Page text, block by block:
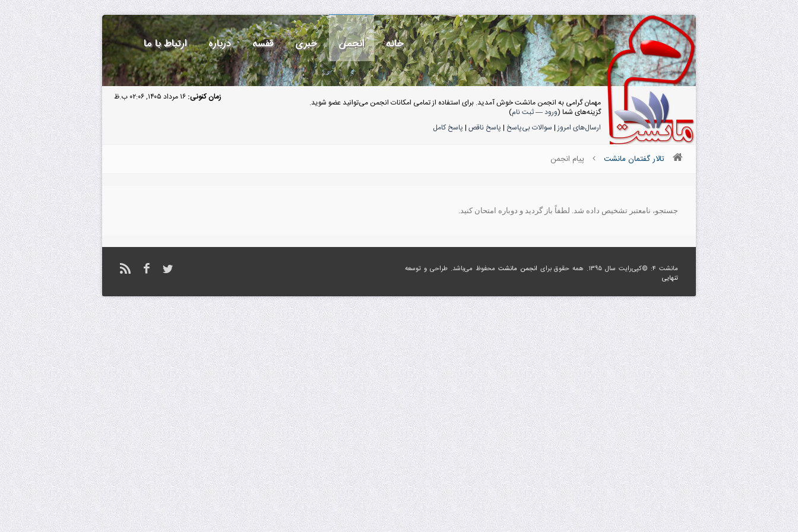
خانه انجمن خبری قفسه درباره ارتباط با ما
زمان کنونی: ۱۶ مرداد ۱۴۰۵, ۰۲:۰۶ ب.ظ
مهمان گرامی به انجمن مانشت خوش آمدید. برای استفاده از تمامی امکانات انجمن می‌توانید عضو شوید.
گزینه‌های شما (ورود—ثبت نام)
ارسال‌های امروز| سوالات بی‌پاسخ | پاسخ ناقص | پاسخ کامل
تالار گفتمان مانشت پیام انجمن
جستجو، نامعتبر تشخیص داده شد. لطفاً باز گردید و دوباره امتحان کنید.
مانشت ۴: ©کپی‌رایت سال ۱۳۹۵. همه حقوق برای انجمن مانشت محفوظ می‌باشد. طراحی و توسعه
تنهایی